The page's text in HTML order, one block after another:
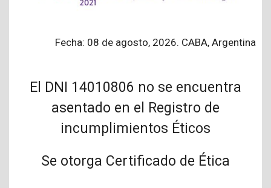
Fecha: 08 de agosto, 2026. CABA, Argentina
El DNI 14010806 no se encuentra
asentado en el Registro de
incumplimientos Éticos
Se otorga Certificado de Ética